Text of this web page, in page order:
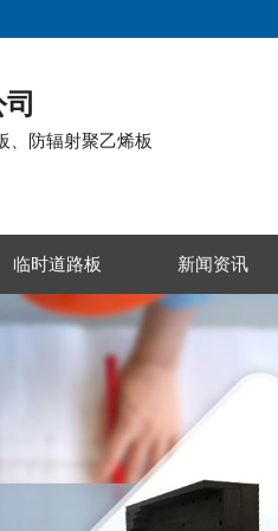
、防辐射聚乙烯板
临时道路板 新闻资讯